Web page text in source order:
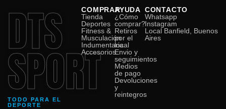
DTS
SPORT
TODO PARA EL
DEPORTE
COMPRAR
Tienda
Deportes
Fitness &
Musculación
Indumentaria
Accesorios
AYUDA
¿Cómo
comprar?
Retiros
por el
local
Envio y
seguimientos
Medios
de pago
Devoluciones
y
reintegros
CONTACTO
Whatsapp
Instagram
Local Banfield, Buenos
Aires